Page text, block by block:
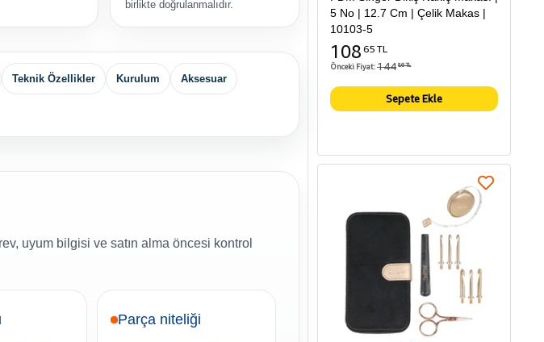
birlikte doğrulanmalıdır.
Teknik Özellikler Kurulum Aksesuar
uyum bilgisi ve satın alma öncesi kontrol
Parça niteliği
5 No | 12.7 Cm | Çelik Makas |
10103-5
108 65 TL
Önceki Fiyat:144 86 TL
Sepete Ekle